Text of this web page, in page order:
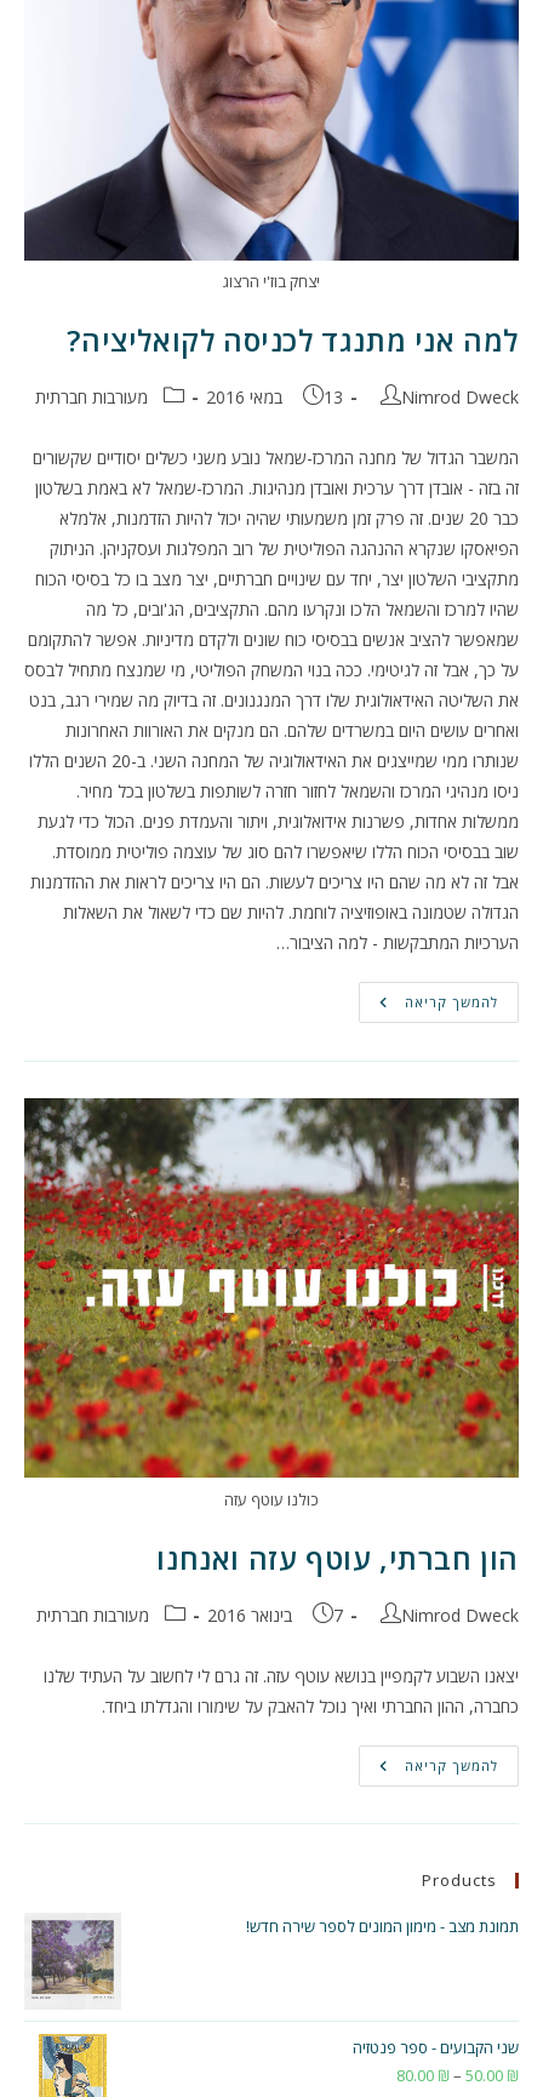
יצחק בוז'י הרצוג
למה אני מתנגד לכניסה לקואליציה?
מחבר:
Nimrod Dweck פורסם:
13 במאי 2016 קטגוריה:מעורבות חברתית
המשבר הגדול של מחנה המרכז-שמאל נובע משני כשלים יסודיים שקשורים
זה בזה - אובדן דרך ערכית ואובדן מנהיגות. המרכז-שמאל לא באמת בשלטון
כבר 20 שנים. זה פרק זמן משמעותי שהיה יכול להיות הזדמנות, אלמלא
הפיאסקו שנקרא ההנהגה הפוליטית של רוב המפלגות ועסקניהן. הניתוק
מתקציבי השלטון יצר, יחד עם שינויים חברתיים, יצר מצב בו כל בסיסי הכוח
שהיו למרכז והשמאל הלכו ונקרעו מהם. התקציבים, הג'ובים, כל מה
שמאפשר להציב אנשים בבסיסי כוח שונים ולקדם מדיניות. אפשר להתקומם
על כך, אבל זה לגיטימי. ככה בנוי המשחק הפוליטי, מי שמנצח מתחיל לבסס
את השליטה האידאולוגית שלו דרך המנגנונים. זה בדיוק מה שמירי רגב, בנט
ואחרים עושים היום במשרדים שלהם. הם מנקים את האורוות האחרונות
שנותרו ממי שמייצגים את האידאולוגיה של המחנה השני. ב-20 השנים הללו
ניסו מנהיגי המרכז והשמאל לחזור חזרה לשותפות בשלטון בכל מחיר.
ממשלות אחדות, פשרנות אידואלוגית, ויתור והעמדת פנים. הכול כדי לגעת
שוב בבסיסי הכוח הללו שיאפשרו להם סוג של עוצמה פוליטית ממוסדת.
אבל זה לא מה שהם היו צריכים לעשות. הם היו צריכים לראות את ההזדמנות
הגדולה שטמונה באופוזיציה לוחמת. להיות שם כדי לשאול את השאלות
הערכיות המתבקשות - למה הציבור…
להמשך קריאה למה
אני
לקואליציה?
כולנו עוטף עזה
הון חברתי, עוטף עזה ואנחנו
מחבר:
Nimrod Dweck פורסם:
7 בינואר 2016 קטגוריה:מעורבות חברתית
יצאנו השבוע לקמפיין בנושא עוטף עזה. זה גרם לי לחשוב על העתיד שלנו
כחברה, ההון החברתי ואיך נוכל להאבק על שימורו והגדלתו ביחד.
להמשך קריאה הון
חברתי,
Products
תמונת מצב - מימון המונים לספר שירה חדש!
שני הקבועים - ספר פנטזיה
50.00 ₪
–
80.00 ₪